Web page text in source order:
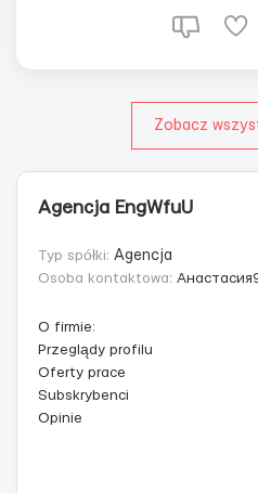
Питание предоставляется
Zobacz
Agencja EngWfuU
Typ spółki: Agencja
Osoba kontaktowa:
O firmie:
Przeglądy profilu
Oferty prace
Subskrybenci
Opinie